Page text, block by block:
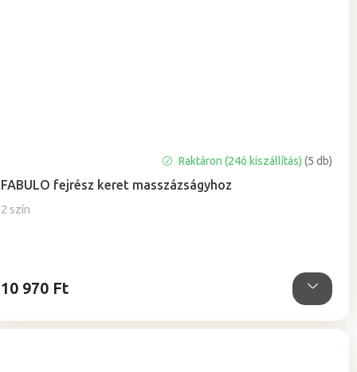
FABULO fejrész keret masszázságyhoz
2 szín
Raktáron (24ó kiszállítás) (5 db)
10 970 Ft